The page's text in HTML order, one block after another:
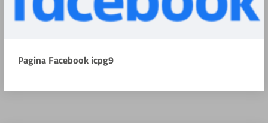
Pagina Facebook icpg9